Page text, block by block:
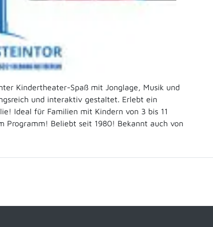
Kindertheater-Spaß mit Jonglage, Musik und
und interaktiv gestaltet. Erlebt ein
Ideal für Familien mit Kindern von 3 bis 11
Programm! Beliebt seit 1980! Bekannt auch von